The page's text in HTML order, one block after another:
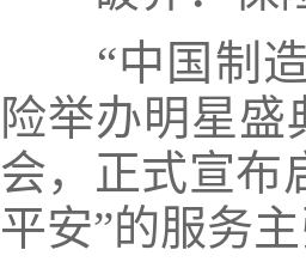
“中国制造”
险举办明星
会，正式宣布
平安”的服务主